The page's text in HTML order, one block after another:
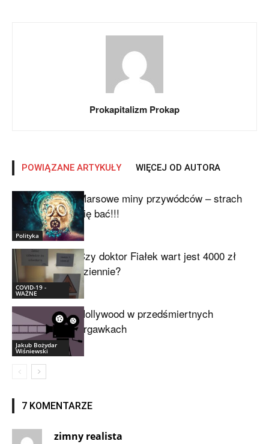
Prokapitalizm Prokap
POWIĄZANE ARTYKUŁY WIĘCEJ OD AUTORA
Polityka
Marsowe miny przywódców – strach
się bać!!!
COVID-19 -
WAŻNE
Czy doktor Fiałek wart jest 4000 zł
dziennie?
Jakub Bożydar
Wiśniewski
Hollywood w przedśmiertnych
drgawkach
7 KOMENTARZE
zimny realista